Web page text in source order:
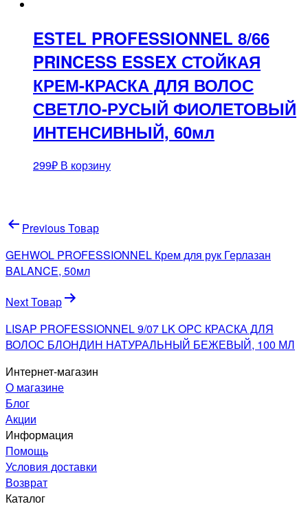
ESTEL PROFESSIONNEL 8/66
PRINCESS ESSEX СТОЙКАЯ
КРЕМ-КРАСКА ДЛЯ ВОЛОС
СВЕТЛО-РУСЫЙ ФИОЛЕТОВЫЙ
ИНТЕНСИВНЫЙ, 60мл
299₽ В корзину
Навигация
по
записям
Previous Товар
GEHWOL PROFESSIONNEL Крем для рук Герлазан
BALANCE, 50мл
Next Товар
LISAP PROFESSIONNEL 9/07 LK OPС КРАСКА ДЛЯ
ВОЛОС БЛОНДИН НАТУРАЛЬНЫЙ БЕЖЕВЫЙ, 100 МЛ
Интернет-магазин
О магазине
Блог
Акции
Информация
Помощь
Условия доставки
Возврат
Каталог